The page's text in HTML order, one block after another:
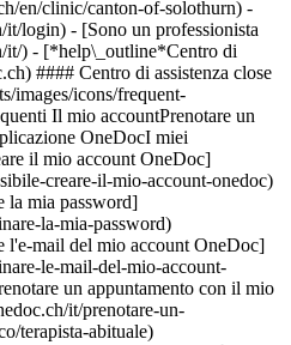
en/clinic/canton-of-solothurn) -
login) - [Sono un professionista
it/) - [*help\_outline*Centro di
#### Centro di assistenza close
images/icons/frequent-
Il mio accountPrenotare un
OneDocI miei
il mio account OneDoc]
creare-il-mio-account-onedoc)
la mia password]
la-mia-password)
mail del mio account OneDoc]
le-mail-del-mio-account-
un appuntamento con il mio
it/prenotare-un-
terapista-abituale)